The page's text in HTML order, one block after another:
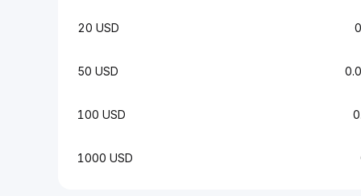
20 USD
50 USD
100 USD
1000 USD